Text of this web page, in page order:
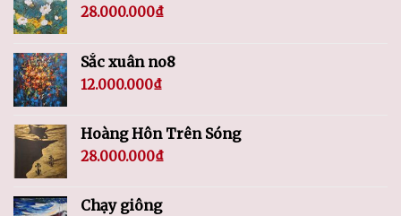
28.000.000₫
Sắc xuân no8
12.000.000₫
Hoàng Hôn Trên Sóng
28.000.000₫
Chạy giông